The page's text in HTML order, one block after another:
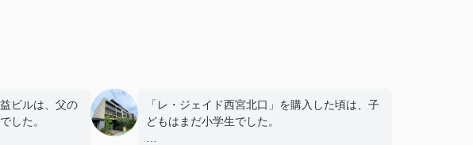
ビルは、父の
した。
「レ・ジェイド西宮北口」を購入した頃は、子
どもはまだ小学生でした。